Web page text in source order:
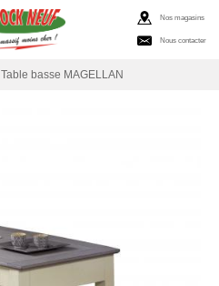
Nos magasins
Nous contacter
Table basse MAGELLAN